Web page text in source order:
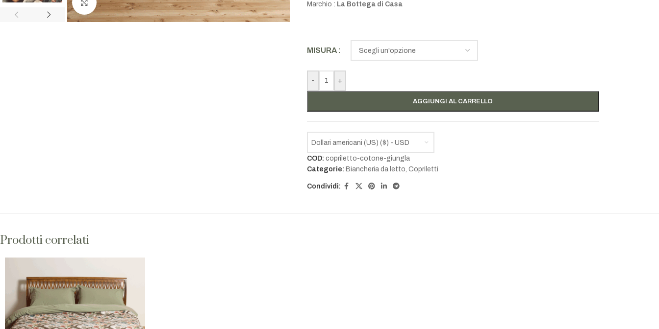
Click to enlarge Marchio : La Bottega di Casa
MISURA
- +
AGGIUNGI AL CARRELLO
Dollari americani (US) ($) - USD
COD: copriletto-cotone-giungla
Categorie: Biancheria da letto, Copriletti
Condividi:
Prodotti correlati